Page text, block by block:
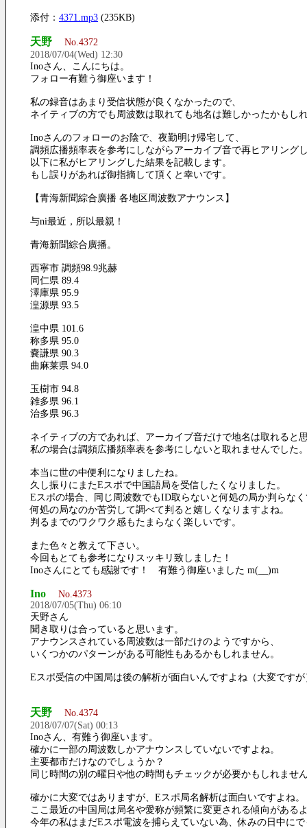
添付： 4371.mp3 (235KB)
天野
No.4372
2018/07/04(Wed) 12:30
Inoさん、こんにちは。
フォロー有難う御座います！
私の録音はあまり受信状態が良くなかったので、
ネイティブの方でも周波数は取れても地名は難しかったかもし
Inoさんのフォローのお陰で、夜勤明け帰宅して、
調頻広播頻率表を参考にしながらアーカイブ音で再ヒアリング
以下に私がヒアリングした結果を記載します。
もし誤りがあれば御指摘して頂くと幸いです。
【青海新聞綜合廣播 各地区周波数アナウンス】
与ni最近，所以最親！
青海新聞綜合廣播。
西寧市 調頻98.9兆赫
同仁県 89.4
澤庫県 95.9
湟源県 93.5
湟中県 101.6
称多県 95.0
嚢謙県 90.3
曲麻莱県 94.0
玉樹市 94.8
雑多県 96.1
治多県 96.3
ネイティブの方であれば、アーカイブ音だけで地名は取れると
私の場合は調頻広播頻率表を参考にしないと取れませんでした
本当に世の中便利になりましたね。
久し振りにまたEスポで中国語局を受信したくなりました。
Eスポの場合、同じ周波数でもID取らないと何処の局か判らな
何処の局なのか苦労して調べて判ると嬉しくなりますよね。
判るまでのワクワク感もたまらなく楽しいです。
また色々と教えて下さい。
今回もとても参考になりスッキリ致しました！
Inoさんにとても感謝です！ 有難う御座いました m(__)m
Ino
No.4373
2018/07/05(Thu) 06:10
天野さん
聞き取りは合っていると思います。
アナウンスされている周波数は一部だけのようですから、
いくつかのパターンがある可能性もあるかもしれません。
Eスポ受信の中国局は後の解析が面白いんですよね（大変ですが
天野
No.4374
2018/07/07(Sat) 00:13
Inoさん、有難う御座います。
確かに一部の周波数しかアナウンスしていないですよね。
主要都市だけなのでしょうか？
同じ時間の別の曜日や他の時間もチェックが必要かもしれませ
確かに大変ではありますが、Eスポ局名解析は面白いですよね。
ここ最近の中国局は局名や愛称が頻繁に変更される傾向がある
今年の私はまだEスポ電波を捕らえていない為、休みの日中に